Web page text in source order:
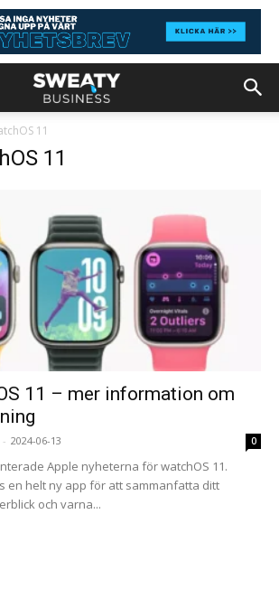
11
11
11 – mer information om
- 2024-06-13 0
Apple nyheterna för watchOS 11.
en helt ny app för att sammanfatta ditt
och varna...